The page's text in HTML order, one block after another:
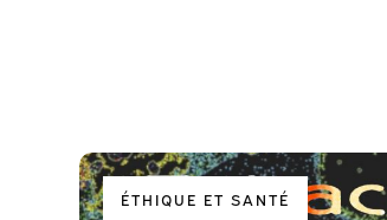
ÉTHIQUE ET SANTÉ